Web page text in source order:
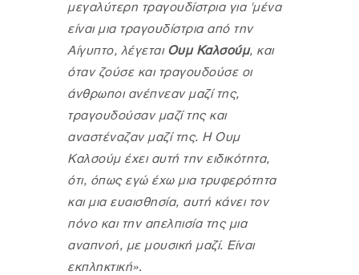
μεγαλύτερη τραγουδίστρια για 'μένα
είναι μια τραγουδίστρια από την
Αίγυπτο, λέγεται Ουμ Καλσούμ, και
όταν ζούσε και τραγουδούσε οι
άνθρωποι ανέπνεαν μαζί της,
τραγουδούσαν μαζί της και
αναστέναζαν μαζί της. Η Ουμ
Καλσούμ έχει αυτή την ειδικότητα,
ότι, όπως εγώ έχω μια τρυφερότητα
και μια ευαισθησία, αυτή κάνει τον
πόνο και την απελπισία της μια
αναπνοή, με μουσική μαζί. Είναι
εκπληκτική».